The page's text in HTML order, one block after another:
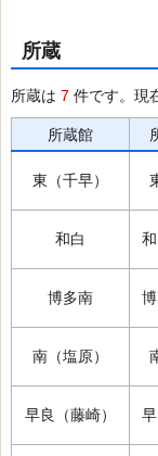
所蔵
所蔵は 7 件です。現
所蔵館
東（千早）
和白
博多南
南（塩原）
早良（藤崎）